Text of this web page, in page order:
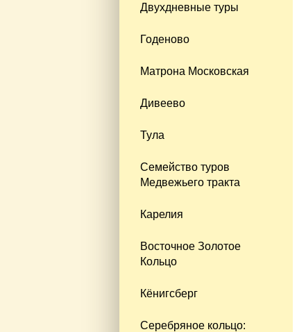
Двухдневные туры
Годеново
Матрона Московская
Дивеево
Тула
Семейство туров
Медвежьего тракта
Карелия
Восточное Золотое
Кольцо
Кёнигсберг
Серебряное кольцо: